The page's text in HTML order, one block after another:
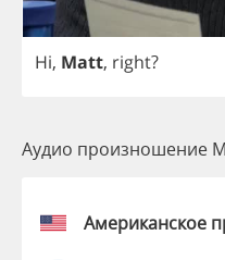
Hi, Matt, right?
Аудио произношение
Американское